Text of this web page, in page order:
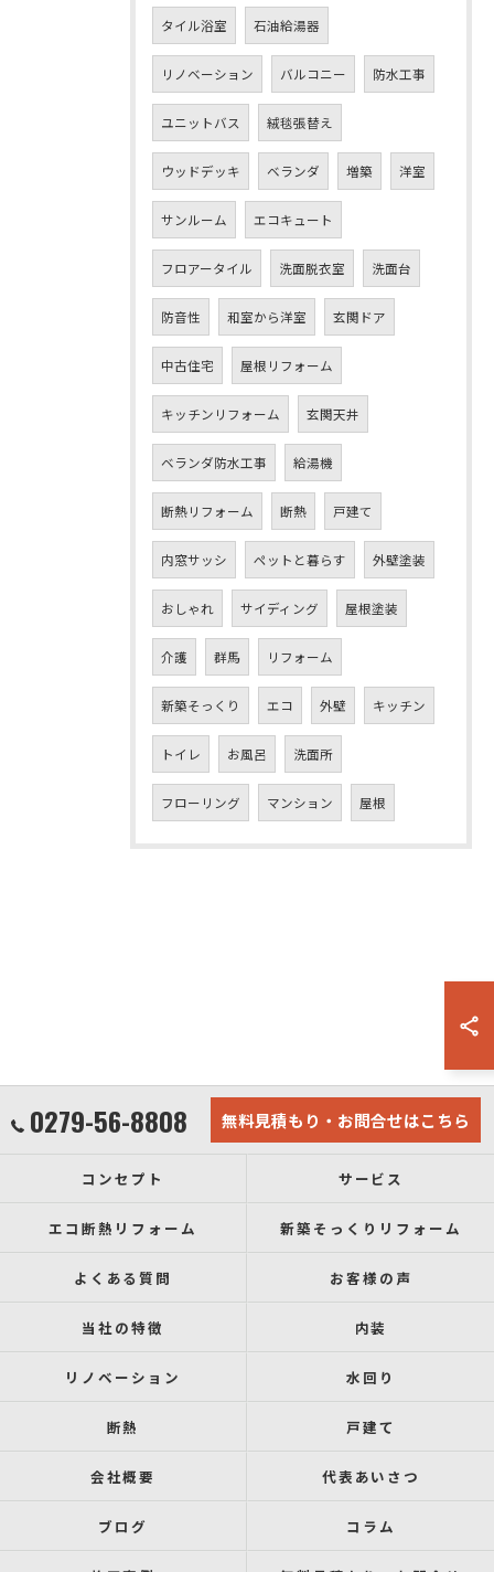
タイル浴室 石油給湯器
リノベーション バルコニー 防水工事
ユニットバス 絨毯張替え
ウッドデッキ ベランダ 増築 洋室
サンルーム エコキュート
フロアータイル 洗面脱衣室 洗面台
防音性 和室から洋室 玄関ドア
中古住宅 屋根リフォーム
キッチンリフォーム 玄関天井
ベランダ防水工事 給湯機
断熱リフォーム 断熱 戸建て
内窓サッシ ペットと暮らす 外壁塗装
おしゃれ サイディング 屋根塗装
介護 群馬 リフォーム
新築そっくり エコ 外壁 キッチン
トイレ お風呂 洗面所
フローリング マンション 屋根
0279-56-8808 無料見積もり・お問合せはこちら
コンセプト サービス
エコ断熱リフォーム 新築そっくりリフォーム
よくある質問 お客様の声
当社の特徴 内装
リノベーション 水回り
断熱 戸建て
会社概要 代表あいさつ
ブログ コラム